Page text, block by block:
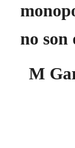
no son
M